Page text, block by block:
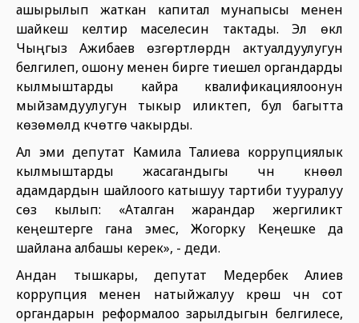
ашырылып жаткан капитал мунапысы менен
шайкеш келтирүү маселесин тактады. Эл өкүлү
Чыңгыз Ажибаев өзгөртүүлөрдүн актуалдуулугун
белгилеп, ошону менен бирге тиешелүү органдарды
кылмыштарды кайра квалификациялоонун
мыйзамдуулугун тыкыр иликтеп, бул багытта
көзөмөлдү күчөтүүгө чакырды.
Ал эми депутат Камила Талиева коррупциялык
кылмыштарды жасагандыгы үчүн күнөөлүү
адамдардын шайлоого катышуу тартиби тууралуу
сөз кылып: «Аталган жарандар жергиликтүү
кеңештерге гана эмес, Жогорку Кеңешке да
шайлана албашы керек», - деди.
Андан тышкары, депутат Медербек Алиев
коррупция менен натыйжалуу күрөшүү үчүн сот
органдарын реформалоо зарылдыгын белгилесе,